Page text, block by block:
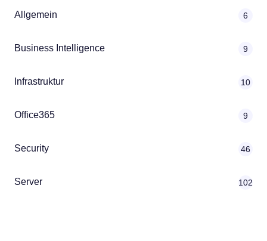
Allgemein 6
Business Intelligence 9
Infrastruktur 10
Office365 9
Security 46
Server 102